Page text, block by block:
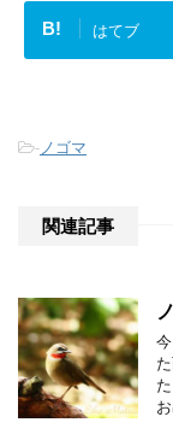
B! はてブ
-ノゴマ
関連記事